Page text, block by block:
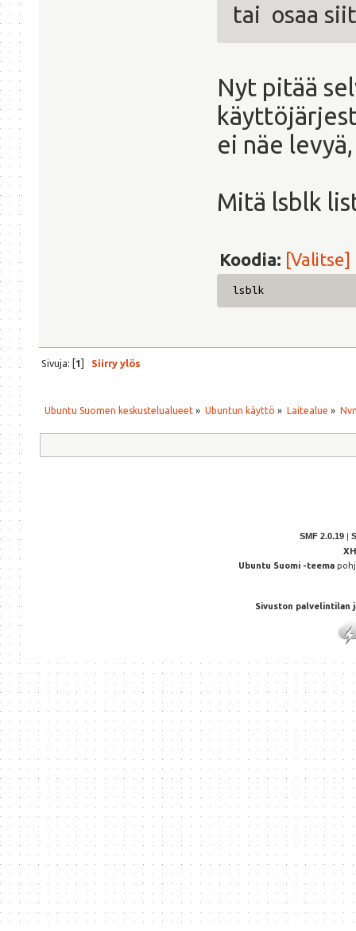
tai osaa
Nyt pitää
ei näe
Mitä lsblk
Koodia: [Valitse]
lsblk
Sivuja: [1] Siirry ylös
Ubuntu Suomen keskustelualueet » Ubuntun käyttö » Laitealue »
SMF 2.0.19
Ubuntu Suomi -teema
Sivuston palvelintilan